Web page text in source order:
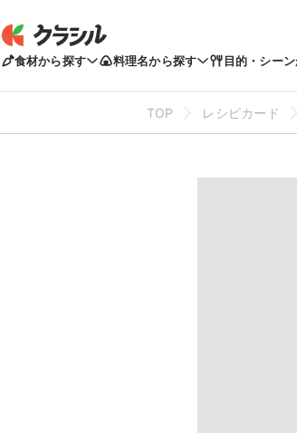
食材から探す 料理名から探す 目的・シー
TOP レシピカード